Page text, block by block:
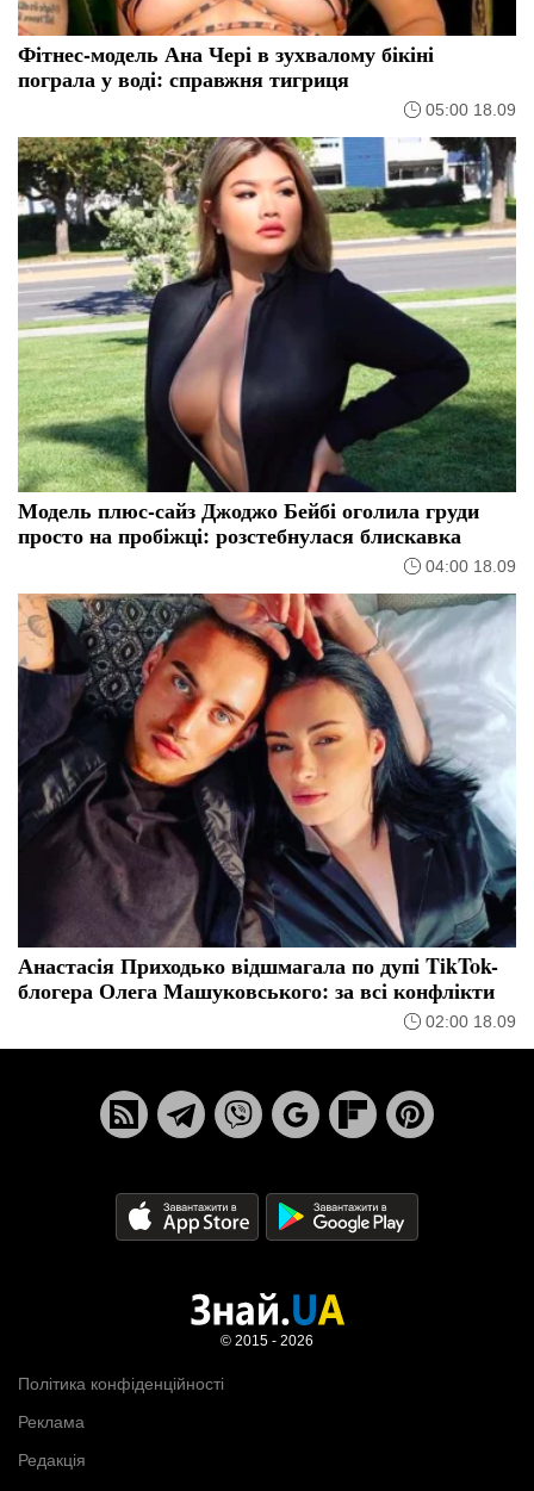
Фітнес-модель Ана Чері в зухвалому бікіні
пограла у воді: справжня тигриця
05:00 18.09
Модель плюс-сайз Джоджо Бейбі оголила груди
просто на пробіжці: розстебнулася блискавка
04:00 18.09
Анастасія Приходько відшмагала по дупі TikTok-
блогера Олега Машуковського: за всі конфлікти
02:00 18.09
Політика конфіденційності
Реклама
Редакція
© 2015 - 2026